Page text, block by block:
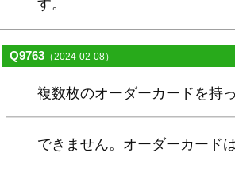
す。
Q9763 （2024-02-08）
複数枚のオーダーカードを持
できません。オーダーカード